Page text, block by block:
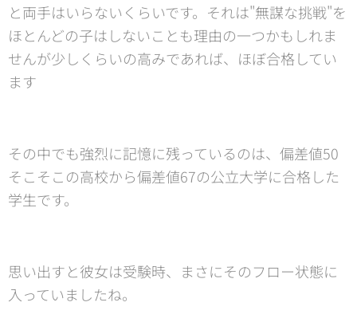
と両手はいらないくらいです。それは"無謀な挑戦"を
ほとんどの子はしないことも理由の一つかもしれま
せんが少しくらいの高みであれば、ほぼ合格してい
ます😊
その中でも強烈に記憶に残っているのは、偏差値50
そこそこの高校から偏差値67の公立大学に合格した
学生です。
思い出すと彼女は受験時、まさにそのフロー状態に
入っていましたね。